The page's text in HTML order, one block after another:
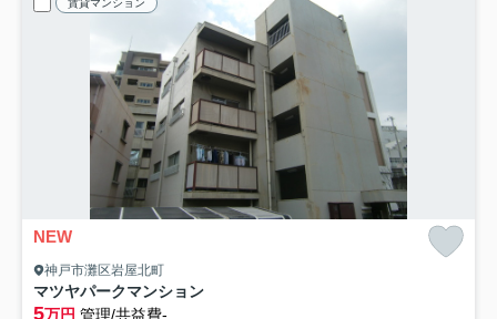
NEW
神戸市灘区岩屋北町
マツヤパークマンション
5万円 管理/共益費-